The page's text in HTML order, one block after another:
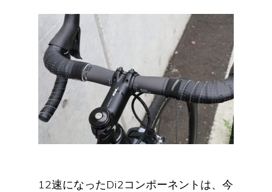
12速になったDi2コンポーネントは、今